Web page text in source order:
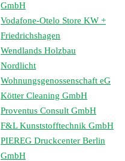
GmbH
Vodafone-Otelo Store KW +
Friedrichshagen
Wendlands Holzbau
Nordlicht
Wohnungsgenossenschaft eG
Kötter Cleaning GmbH
Proventus Consult GmbH
F&L Kunststofftechnik GmbH
PIEREG Druckcenter Berlin
GmbH